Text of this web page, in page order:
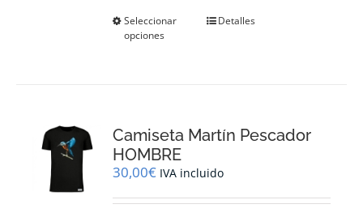
Seleccionar
opciones
Este
se
elegir
en
la
Detalles
Camiseta Martín Pescador
HOMBRE
30,00€ IVA incluido